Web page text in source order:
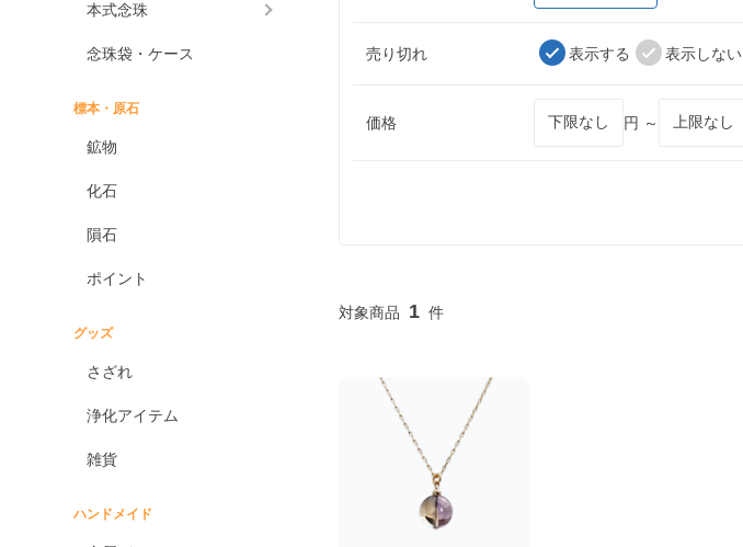
本式念珠
念珠袋・ケース
標本・原石
鉱物
化石
隕石
ポイント
グッズ
さざれ
浄化アイテム
雑貨
ハンドメイド
売り切れ 表示する 表示しない
価格 円 ～
1